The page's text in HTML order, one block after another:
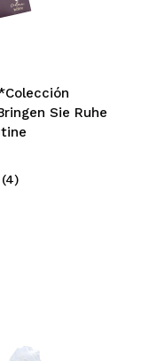
Sie Ruhe
(4)